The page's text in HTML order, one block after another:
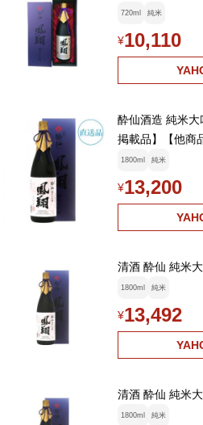
720ml 純米
¥10,110
酔仙酒造 純米
掲載品】【他商
1800ml 純米
¥13,200
清酒 酔仙 純米
1800ml 純米
¥13,492
清酒 酔仙 純米
1800ml 純米